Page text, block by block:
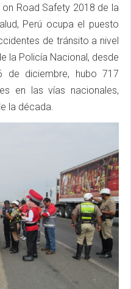
Road Safety 2018 de la
Perú ocupa el puesto
de tránsito a nivel
la Policía Nacional, desde
de diciembre, hubo 717
en las vías nacionales,
la década.